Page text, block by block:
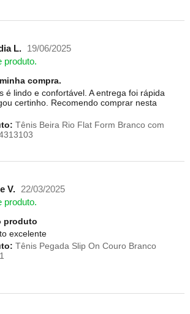
L.
19/06/2025
produto.
compra.
é lindo e confortável. A entrega foi rápida
certinho. Recomendo comprar nesta
Tênis Beira Rio Flat Form Branco com
V.
22/03/2025
produto.
produto
excelente
Tênis Pegada Slip On Couro Branco